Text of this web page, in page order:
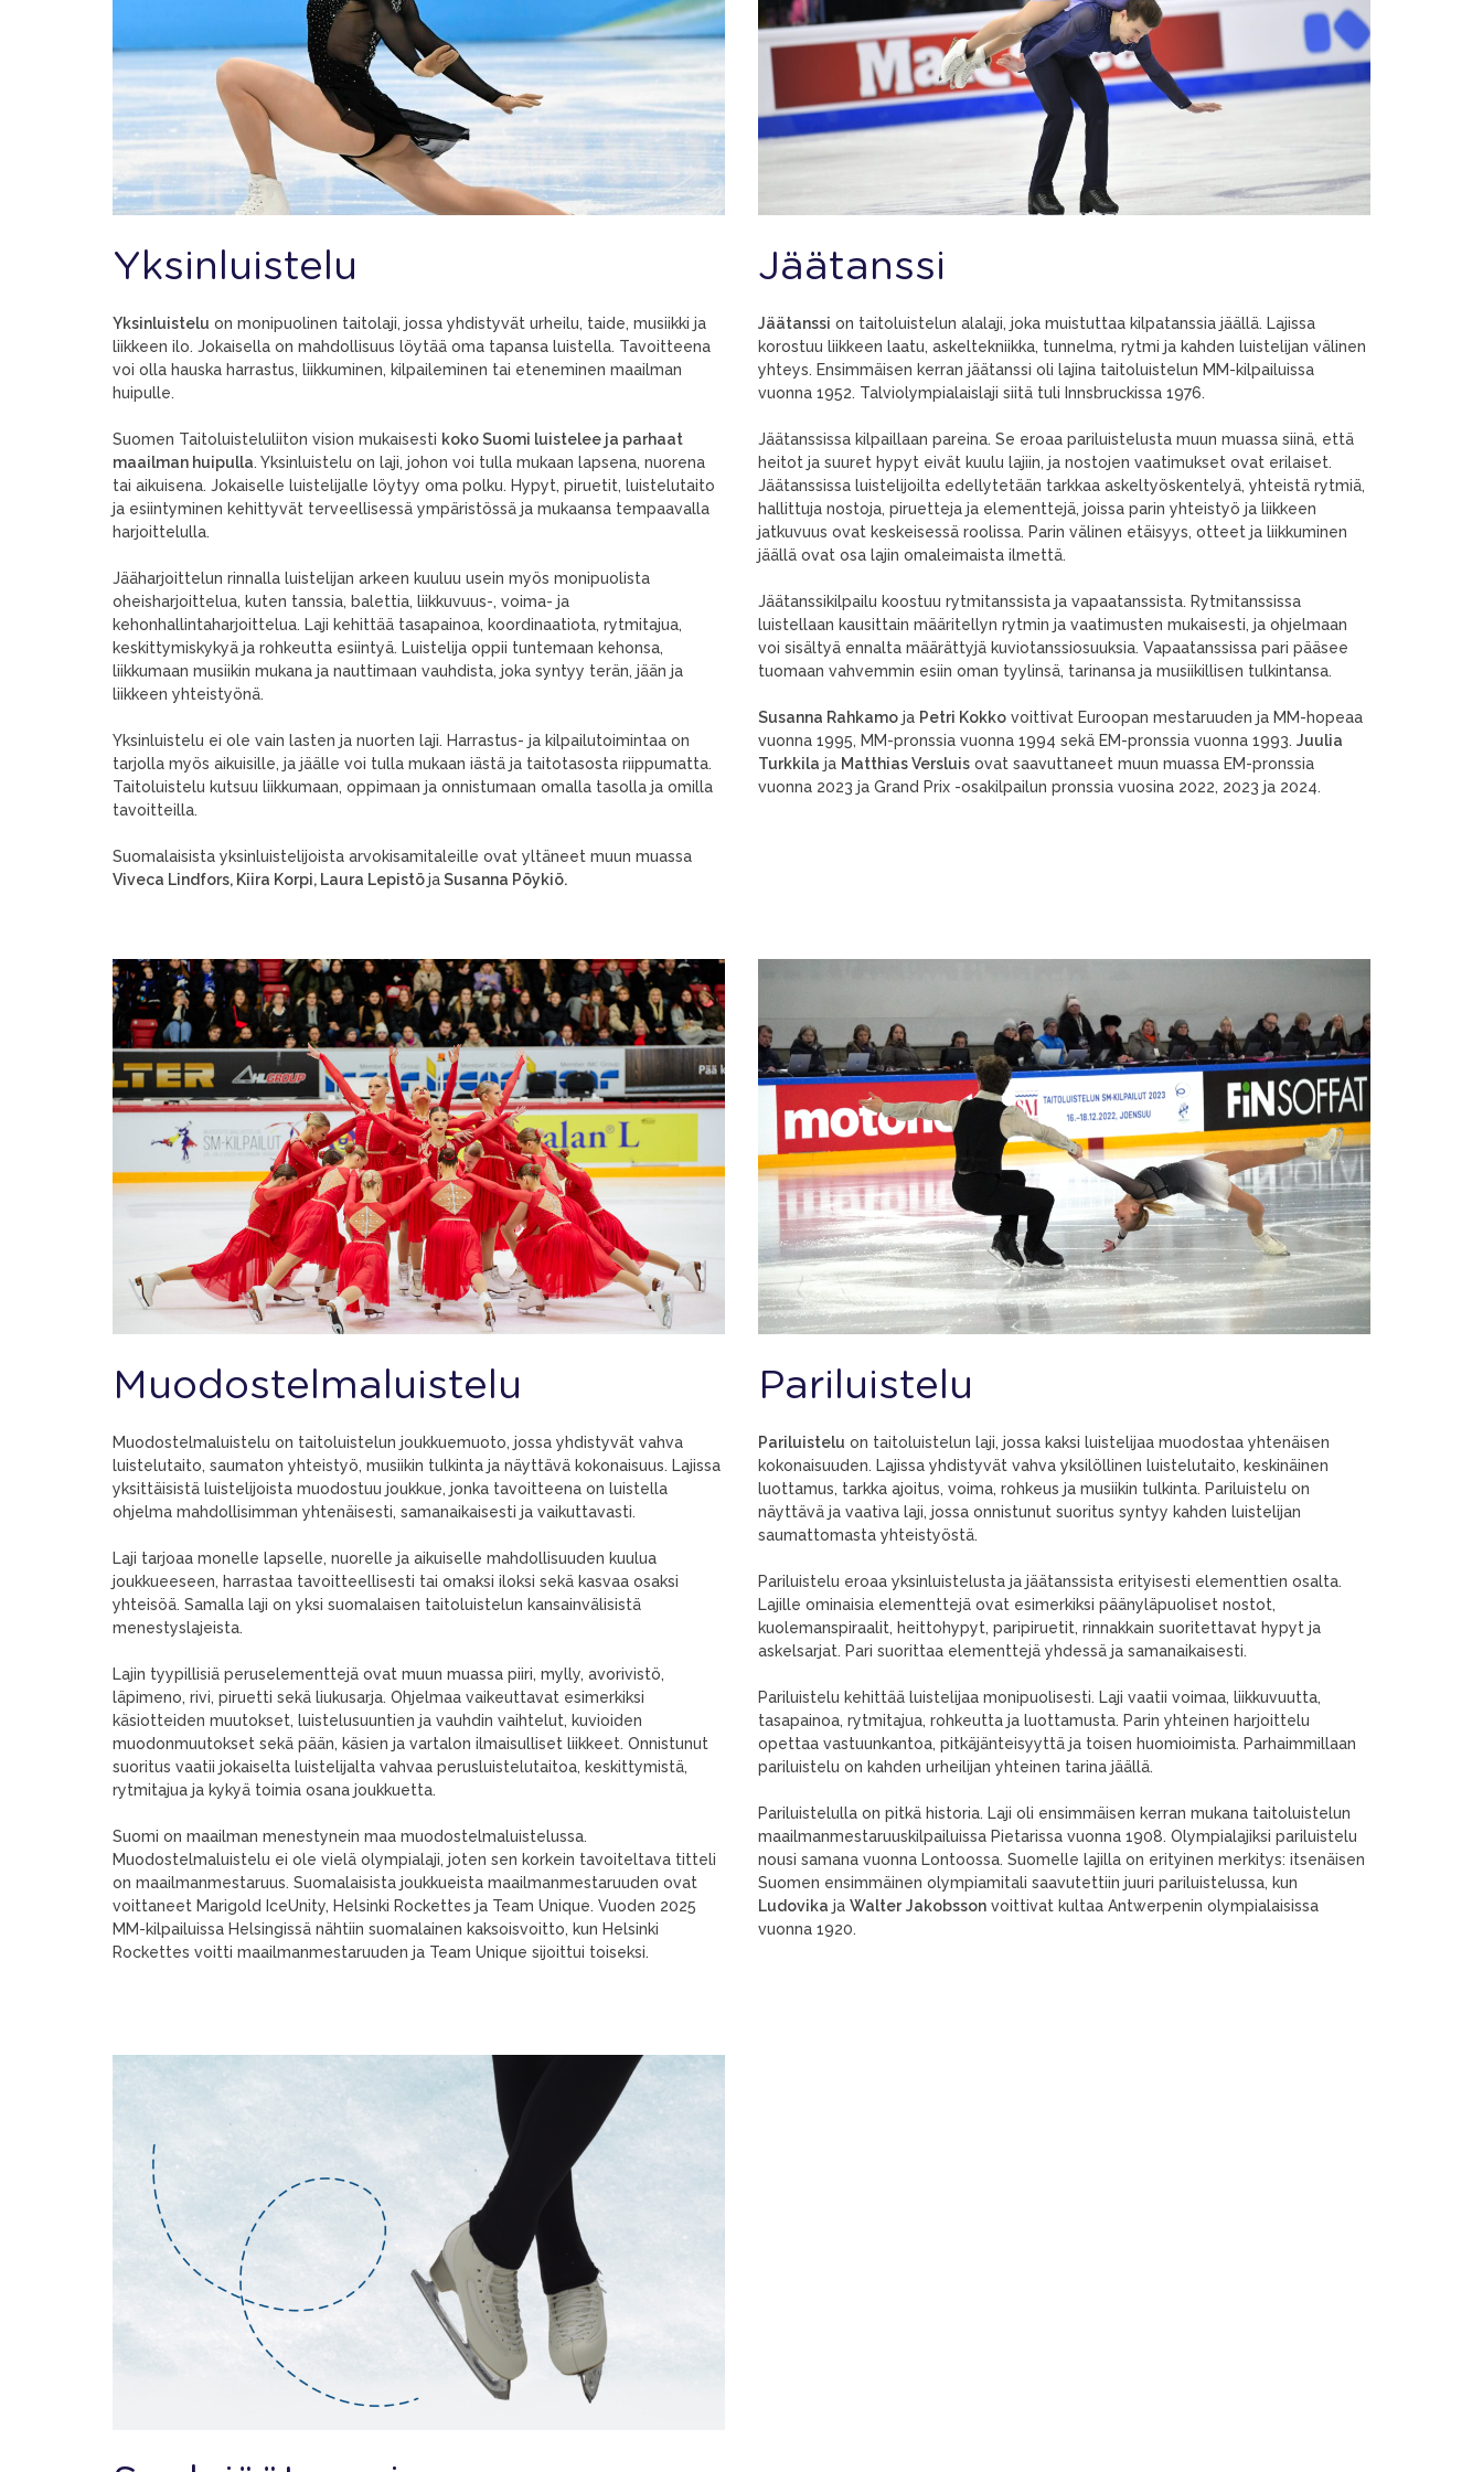
Yksinluistelu
Yksinluistelu on monipuolinen taitolaji, jossa yhdistyvät urheilu, taide, musiikki ja
liikkeen ilo. Jokaisella on mahdollisuus löytää oma tapansa luistella. Tavoitteena
voi olla hauska harrastus, liikkuminen, kilpaileminen tai eteneminen maailman
huipulle.
Suomen Taitoluisteluliiton vision mukaisesti koko Suomi luistelee ja parhaat
maailman huipulla. Yksinluistelu on laji, johon voi tulla mukaan lapsena, nuorena
tai aikuisena. Jokaiselle luistelijalle löytyy oma polku. Hypyt, piruetit, luistelutaito
ja esiintyminen kehittyvät terveellisessä ympäristössä ja mukaansa tempaavalla
harjoittelulla.
Jääharjoittelun rinnalla luistelijan arkeen kuuluu usein myös monipuolista
oheisharjoittelua, kuten tanssia, balettia, liikkuvuus-, voima- ja
kehonhallintaharjoittelua. Laji kehittää tasapainoa, koordinaatiota, rytmitajua,
keskittymiskykyä ja rohkeutta esiintyä. Luistelija oppii tuntemaan kehonsa,
liikkumaan musiikin mukana ja nauttimaan vauhdista, joka syntyy terän, jään ja
liikkeen yhteistyönä.
Yksinluistelu ei ole vain lasten ja nuorten laji. Harrastus- ja kilpailutoimintaa on
tarjolla myös aikuisille, ja jäälle voi tulla mukaan iästä ja taitotasosta riippumatta.
Taitoluistelu kutsuu liikkumaan, oppimaan ja onnistumaan omalla tasolla ja omilla
tavoitteilla.
Suomalaisista yksinluistelijoista arvokisamitaleille ovat yltäneet muun muassa
Viveca Lindfors, Kiira Korpi, Laura LepistöjaSusanna Pöykiö.
Jäätanssi
Jäätanssi on taitoluistelun alalaji, joka muistuttaa kilpatanssia jäällä. Lajissa
korostuu liikkeen laatu, askeltekniikka, tunnelma, rytmi ja kahden luistelijan välinen
yhteys. Ensimmäisen kerran jäätanssi oli lajina taitoluistelun MM-kilpailuissa
vuonna 1952. Talviolympialaislaji siitä tuli Innsbruckissa 1976.
Jäätanssissa kilpaillaan pareina. Se eroaa pariluistelusta muun muassa siinä, että
heitot ja suuret hypyt eivät kuulu lajiin, ja nostojen vaatimukset ovat erilaiset.
Jäätanssissa luistelijoilta edellytetään tarkkaa askeltyöskentelyä, yhteistä rytmiä,
hallittuja nostoja, piruetteja ja elementtejä, joissa parin yhteistyö ja liikkeen
jatkuvuus ovat keskeisessä roolissa. Parin välinen etäisyys, otteet ja liikkuminen
jäällä ovat osa lajin omaleimaista ilmettä.
Jäätanssikilpailu koostuu rytmitanssista ja vapaatanssista. Rytmitanssissa
luistellaan kausittain määritellyn rytmin ja vaatimusten mukaisesti, ja ohjelmaan
voi sisältyä ennalta määrättyjä kuviotanssiosuuksia. Vapaatanssissa pari pääsee
tuomaan vahvemmin esiin oman tyylinsä, tarinansa ja musiikillisen tulkintansa.
Susanna Rahkamo ja Petri Kokko voittivat Euroopan mestaruuden ja MM-hopeaa
vuonna 1995, MM-pronssia vuonna 1994 sekä EM-pronssia vuonna 1993. Juulia
Turkkila ja Matthias Versluis ovat saavuttaneet muun muassa EM-pronssia
vuonna 2023 ja Grand Prix -osakilpailun pronssia vuosina 2022, 2023 ja 2024.
Muodostelmaluistelu
Muodostelmaluistelu on taitoluistelun joukkuemuoto, jossa yhdistyvät vahva
luistelutaito, saumaton yhteistyö, musiikin tulkinta ja näyttävä kokonaisuus. Lajissa
yksittäisistä luistelijoista muodostuu joukkue, jonka tavoitteena on luistella
ohjelma mahdollisimman yhtenäisesti, samanaikaisesti ja vaikuttavasti.
Laji tarjoaa monelle lapselle, nuorelle ja aikuiselle mahdollisuuden kuulua
joukkueeseen, harrastaa tavoitteellisesti tai omaksi iloksi sekä kasvaa osaksi
yhteisöä. Samalla laji on yksi suomalaisen taitoluistelun kansainvälisistä
menestyslajeista.
Lajin tyypillisiä peruselementtejä ovat muun muassa piiri, mylly, avorivistö,
läpimeno, rivi, piruetti sekä liukusarja. Ohjelmaa vaikeuttavat esimerkiksi
käsiotteiden muutokset, luistelusuuntien ja vauhdin vaihtelut, kuvioiden
muodonmuutokset sekä pään, käsien ja vartalon ilmaisulliset liikkeet. Onnistunut
suoritus vaatii jokaiselta luistelijalta vahvaa perusluistelutaitoa, keskittymistä,
rytmitajua ja kykyä toimia osana joukkuetta.
Suomi on maailman menestynein maa muodostelmaluistelussa.
Muodostelmaluistelu ei ole vielä olympialaji, joten sen korkein tavoiteltava titteli
on maailmanmestaruus. Suomalaisista joukkueista maailmanmestaruuden ovat
voittaneet Marigold IceUnity, Helsinki Rockettes ja Team Unique. Vuoden 2025
MM-kilpailuissa Helsingissä nähtiin suomalainen kaksoisvoitto, kun Helsinki
Rockettes voitti maailmanmestaruuden ja Team Unique sijoittui toiseksi.
Pariluistelu
Pariluistelu on taitoluistelun laji, jossa kaksi luistelijaa muodostaa yhtenäisen
kokonaisuuden. Lajissa yhdistyvät vahva yksilöllinen luistelutaito, keskinäinen
luottamus, tarkka ajoitus, voima, rohkeus ja musiikin tulkinta. Pariluistelu on
näyttävä ja vaativa laji, jossa onnistunut suoritus syntyy kahden luistelijan
saumattomasta yhteistyöstä.
Pariluistelu eroaa yksinluistelusta ja jäätanssista erityisesti elementtien osalta.
Lajille ominaisia elementtejä ovat esimerkiksi päänyläpuoliset nostot,
kuolemanspiraalit, heittohypyt, paripiruetit, rinnakkain suoritettavat hypyt ja
askelsarjat. Pari suorittaa elementtejä yhdessä ja samanaikaisesti.
Pariluistelu kehittää luistelijaa monipuolisesti. Laji vaatii voimaa, liikkuvuutta,
tasapainoa, rytmitajua, rohkeutta ja luottamusta. Parin yhteinen harjoittelu
opettaa vastuunkantoa, pitkäjänteisyyttä ja toisen huomioimista. Parhaimmillaan
pariluistelu on kahden urheilijan yhteinen tarina jäällä.
Pariluistelulla on pitkä historia. Laji oli ensimmäisen kerran mukana taitoluistelun
maailmanmestaruuskilpailuissa Pietarissa vuonna 1908. Olympialajiksi pariluistelu
nousi samana vuonna Lontoossa. Suomelle lajilla on erityinen merkitys: itsenäisen
Suomen ensimmäinen olympiamitali saavutettiin juuri pariluistelussa, kun
Ludovika ja Walter Jakobsson voittivat kultaa Antwerpenin olympialaisissa
vuonna 1920.